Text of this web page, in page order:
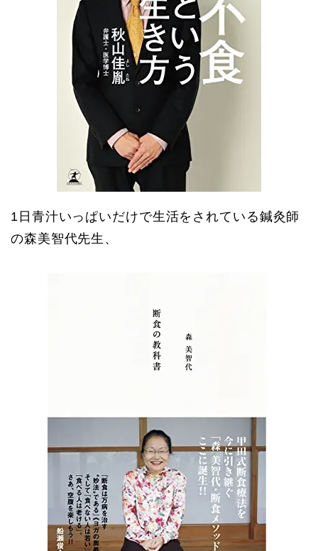
1日青汁いっぱいだけで生活をされている鍼灸師
の森美智代先生、